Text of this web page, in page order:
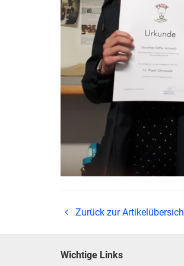
Zurück zur
Wichtige Links